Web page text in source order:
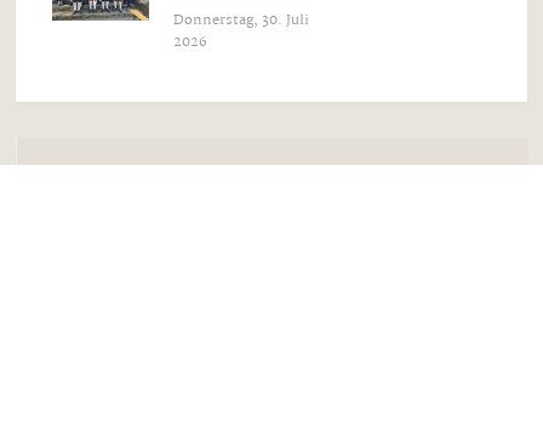
Donnerstag, 30. Juli
2026